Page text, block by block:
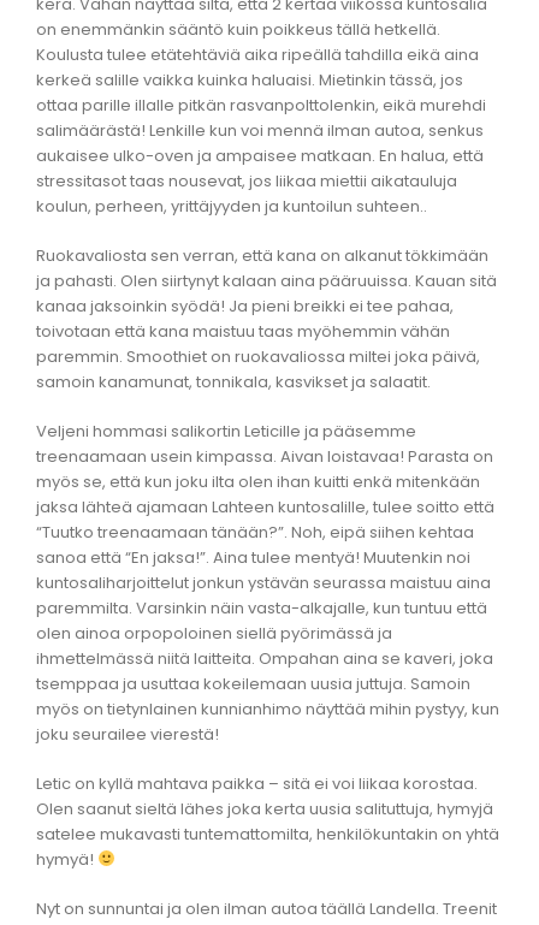
on enemmänkin sääntö kuin poikkeus tällä hetkellä.
Koulusta tulee etätehtäviä aika ripeällä tahdilla eikä aina
kerkeä salille vaikka kuinka haluaisi. Mietinkin tässä, jos
ottaa parille illalle pitkän rasvanpolttolenkin, eikä murehdi
salimäärästä! Lenkille kun voi mennä ilman autoa, senkus
aukaisee ulko-oven ja ampaisee matkaan. En halua, että
stressitasot taas nousevat, jos liikaa miettii aikatauluja
koulun, perheen, yrittäjyyden ja kuntoilun suhteen..
Ruokavaliosta sen verran, että kana on alkanut tökkimään
ja pahasti. Olen siirtynyt kalaan aina pääruuissa. Kauan sitä
kanaa jaksoinkin syödä! Ja pieni breikki ei tee pahaa,
toivotaan että kana maistuu taas myöhemmin vähän
paremmin. Smoothiet on ruokavaliossa miltei joka päivä,
samoin kanamunat, tonnikala, kasvikset ja salaatit.
Veljeni hommasi salikortin Leticille ja pääsemme
treenaamaan usein kimpassa. Aivan loistavaa! Parasta on
myös se, että kun joku ilta olen ihan kuitti enkä mitenkään
jaksa lähteä ajamaan Lahteen kuntosalille, tulee soitto että
“Tuutko treenaamaan tänään?”. Noh, eipä siihen kehtaa
sanoa että “En jaksa!”. Aina tulee mentyä! Muutenkin noi
kuntosaliharjoittelut jonkun ystävän seurassa maistuu aina
paremmilta. Varsinkin näin vasta-alkajalle, kun tuntuu että
olen ainoa orpopoloinen siellä pyörimässä ja
ihmettelmässä niitä laitteita. Ompahan aina se kaveri, joka
tsemppaa ja usuttaa kokeilemaan uusia juttuja. Samoin
myös on tietynlainen kunnianhimo näyttää mihin pystyy, kun
joku seurailee vierestä!
Letic on kyllä mahtava paikka – sitä ei voi liikaa korostaa.
Olen saanut sieltä lähes joka kerta uusia salituttuja, hymyjä
satelee mukavasti tuntemattomilta, henkilökuntakin on yhtä
hymyä!
Nyt on sunnuntai ja olen ilman autoa täällä Landella. Treenit